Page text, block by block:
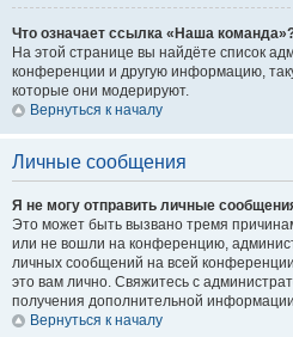
Что означает ссылка «Наша
На этой странице вы найдёте список
конференции и другую информацию,
которые они модерируют.
Вернуться к началу
Личные сообщения
Я не могу отправить личные
Это может быть вызвано тремя
или не вошли на конференцию,
личных сообщений на всей
это вам лично. Свяжитесь с
получения дополнительной
Вернуться к началу